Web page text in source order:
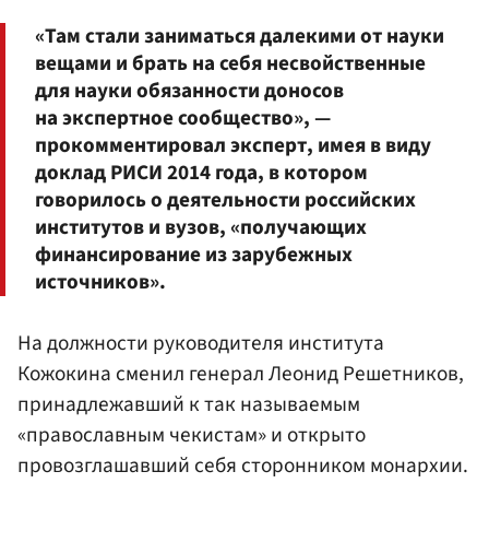
«Там стали заниматься далекими от науки
вещами и брать на себя несвойственные
для науки обязанности доносов
на экспертное сообщество», —
прокомментировал эксперт, имея в виду
доклад РИСИ 2014 года, в котором
говорилось о деятельности российских
институтов и вузов, «получающих
финансирование из зарубежных
источников».
На должности руководителя института
Кожокина сменил генерал Леонид Решетников,
принадлежавший к так называемым
«православным чекистам» и открыто
провозглашавший себя сторонником монархии.